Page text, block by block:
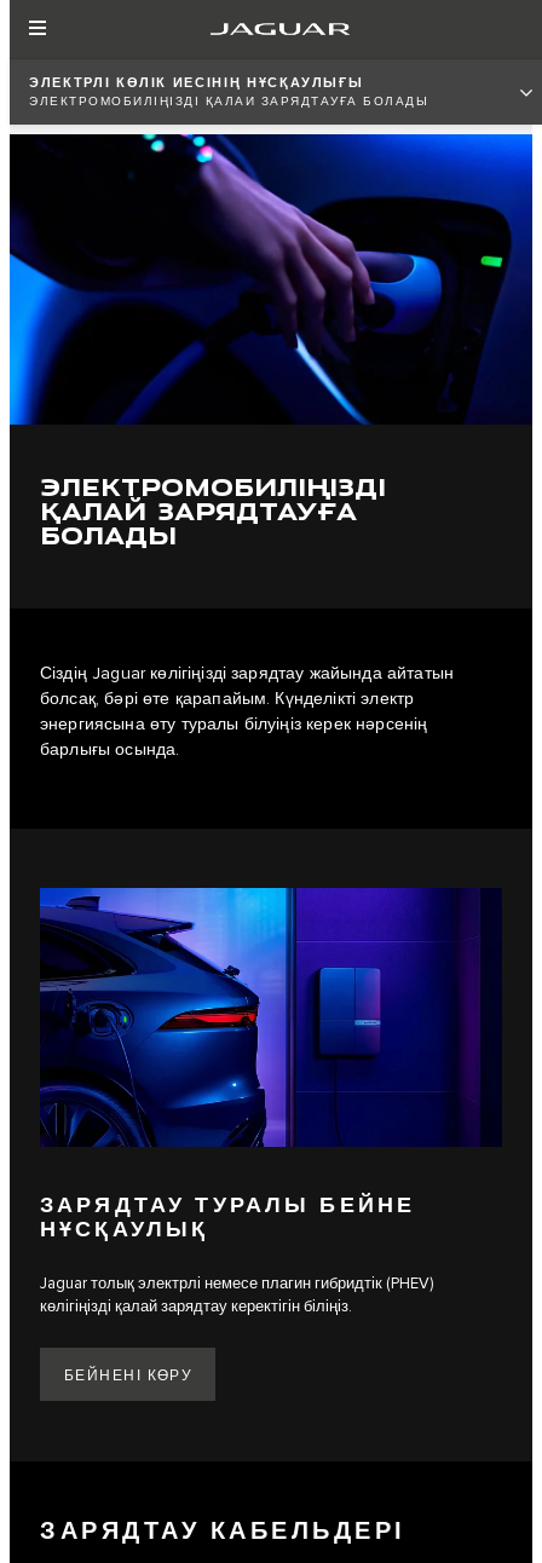
ЭЛЕКТРЛІ КӨЛІК ИЕСІНІҢ НҰСҚАУЛЫҒЫ
ЭЛЕКТРОМОБИЛІҢІЗДІ ҚАЛАЙ ЗАРЯДТАУҒА БОЛАДЫ
ЭЛЕКТРОМОБИЛІҢІЗДІ
ҚАЛАЙ ЗАРЯДТАУҒА
БОЛАДЫ
Сіздің Jaguar көлігіңізді зарядтау жайында айтатын
болсақ, бәрі өте қарапайым. Күнделікті электр
энергиясына өту туралы білуіңіз керек нәрсенің
барлығы осында.
ЗАРЯДТАУ ТУРАЛЫ БЕЙНЕ
НҰСҚАУЛЫҚ
Jaguar толық электрлі немесе плагин гибридтік (PHEV)
көлігіңізді қалай зарядтау керектігін біліңіз.
БЕЙНЕНІ КӨРУ
ЗАРЯДТАУ КАБЕЛЬДЕРІ